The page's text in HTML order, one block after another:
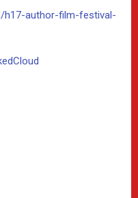
h17-author-film-festival-